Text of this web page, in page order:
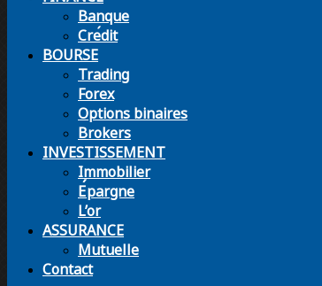
Banque
Crédit
BOURSE
Trading
Forex
Options binaires
Brokers
INVESTISSEMENT
Immobilier
Épargne
L’or
ASSURANCE
Mutuelle
Contact